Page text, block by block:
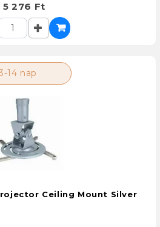
5 276 Ft
14 nap
Ceiling Mount Silver